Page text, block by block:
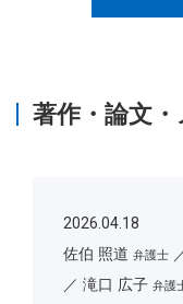
著作・論文
2026.04.18
佐伯 照道 弁護士
滝口 広子 弁護